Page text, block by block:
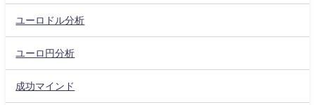
ユーロドル分析
ユーロ円分析
成功マインド